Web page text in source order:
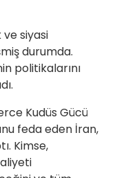
ve siyasi
durumda.
politikalarını
Kudüs Gücü
feda eden İran,
Kimse,